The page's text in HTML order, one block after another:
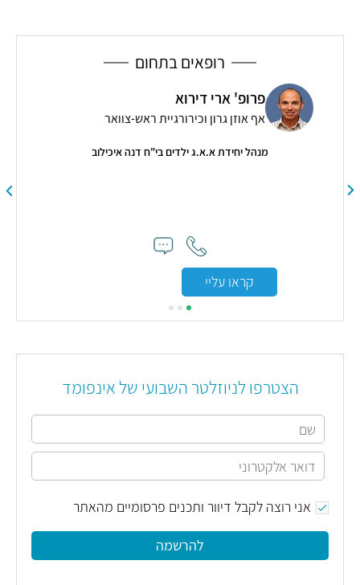
רופאים בתחום
פרופ' ארי דירוא
אף אוזן גרון וכירורגיית ראש-צוואר
מנהל יחידת א.א.ג ילדים בי"ח דנה איכילוב
קראו עליי
הצטרפו לניוזלטר השבועי של אינפומד
אני רוצה לקבל דיוור ותכנים פרסומיים מהאתר
להרשמה